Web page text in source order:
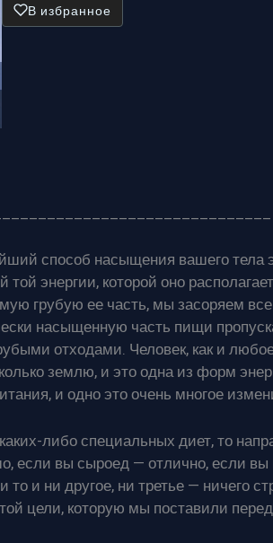
В избранное
способ насыщения вашего тела
энергии, которой оно
грубую ее часть, мы засоряем
насыщенную часть пищи
отходами. Человек, как и
землю, и это одна из форм
и одно это очень многое
либо специальных диет, то
если вы сыроед — отлично, если
то и ни другое, ни третье — ничего
цели, которую мы поставили